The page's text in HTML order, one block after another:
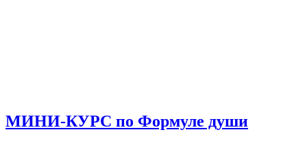
МИНИ-КУРС по Формуле души